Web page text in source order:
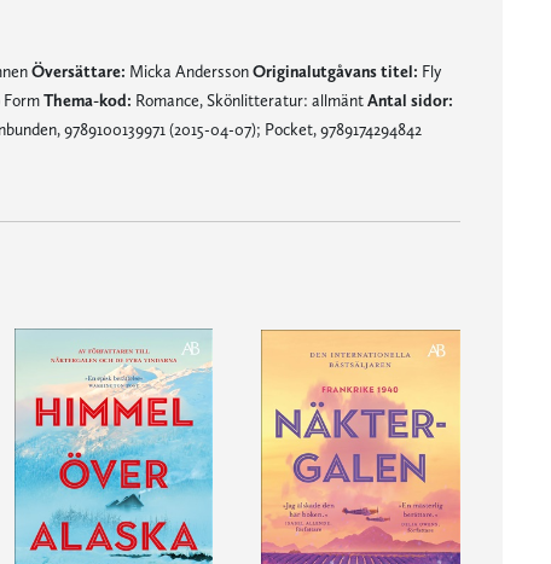
Översättare: Micka AnderssonOriginalutgåvans titel: Fly
FormThema-kod: Romance, Skönlitteratur: allmäntAntal sidor:
9789100139971 (2015-04-07); Pocket, 9789174294842